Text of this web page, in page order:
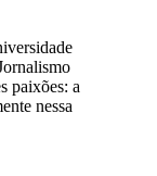
paixões: a
nessa